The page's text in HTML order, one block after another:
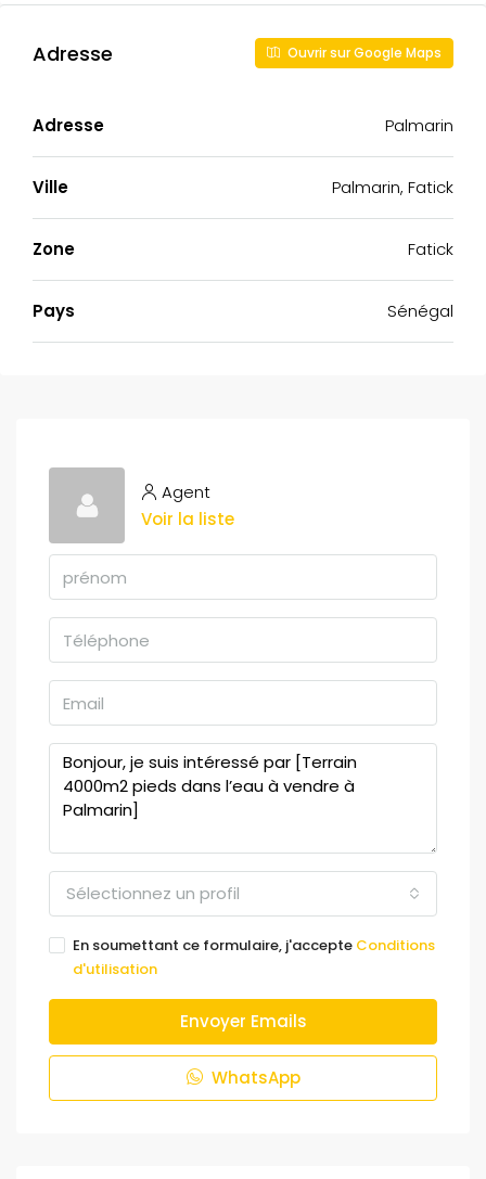
Adresse Ouvrir sur Google Maps
Adresse Palmarin
Ville Palmarin, Fatick
Zone Fatick
Pays Sénégal
Agent
Voir la liste
Sélectionnez un profil
En soumettant ce formulaire, j'accepte Conditions
d'utilisation
Envoyer Emails
WhatsApp